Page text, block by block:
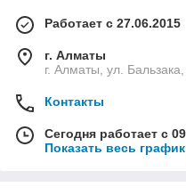
Работает с 27.06.2015
г. Алматы
г. Алматы, ул.
Контакты
Сегодня работает с
Показать весь